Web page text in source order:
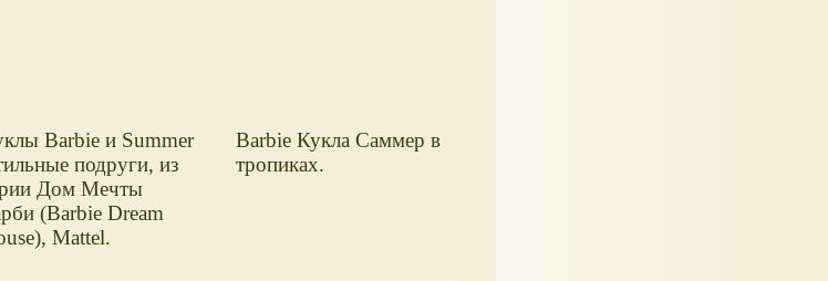
Barbie и Summer
подруги, из
Дом Мечты
(Barbie Dream
Mattel.
Barbie Кукла Саммер в
тропиках.